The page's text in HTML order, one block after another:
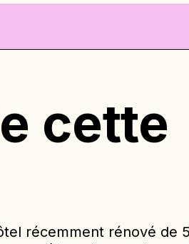
cette
récemment rénové de